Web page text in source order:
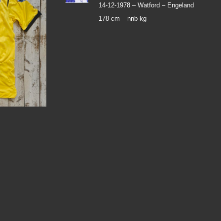
14-12-1978 – Watford – Engeland
178 cm – nnb kg